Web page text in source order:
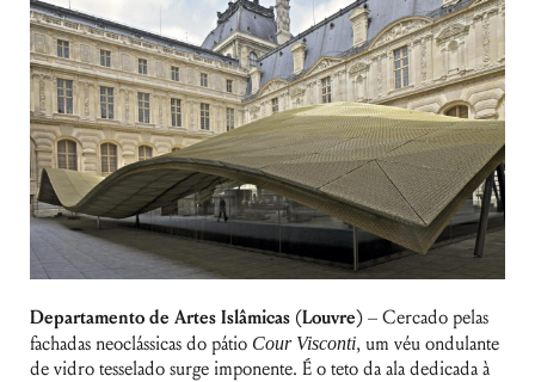
Departamento de Artes Islâmicas (Louvre) – Cercado pelas
fachadas neoclássicas do pátio Cour Visconti, um véu ondulante
de vidro tesselado surge imponente. É o teto da ala dedicada à